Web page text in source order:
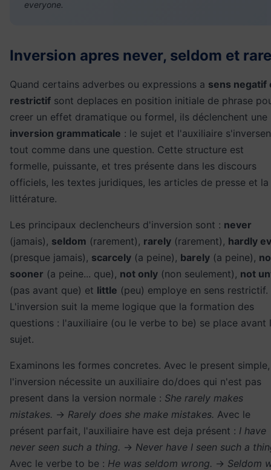
everyone.
Inversion apres never, seldom et
Quand certains adverbes ou expressions a sens negatif
restrictif sont deplaces en position initiale de phrase
creer un effet dramatique ou formel, ils déclenchent une
inversion grammaticale : le sujet et l'auxiliaire
tout comme dans une question. Cette structure est
formelle, puissante, et tres présente dans les discours
officiels, les textes juridiques, les articles de presse et la
littérature.
Les principaux declencheurs d'inversion sont : never
(jamais), seldom (rarement), rarely (rarement), hardly
(presque jamais), scarcely (a peine), barely (a peine), no
sooner (a peine... que), not only (non seulement), not
(pas avant que) et little (peu) employe en sens restrictif.
L'inversion suit la meme logique que la formation des
questions : l'auxiliaire (ou le verbe to be) se place avant
sujet.
Examinons les formes concretes. Avec le present simple,
l'inversion nécessite un auxiliaire do/does qui n'est pas
present dans la version normale : She rarely makes
mistakes. → Rarely does she make mistakes. Avec le
présent parfait, l'auxiliaire have est deja présent : I have
never seen such a thing. → Never have I seen such a
Avec le verbe to be : He was seldom wrong. → Seldom